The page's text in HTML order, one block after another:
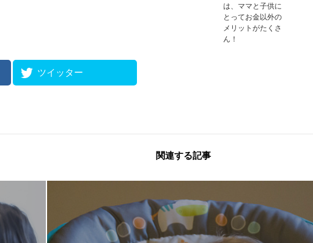
は、ママと子供に
とってお金以外の
メリットがたくさ
ん！
ツイッター
関連する記事